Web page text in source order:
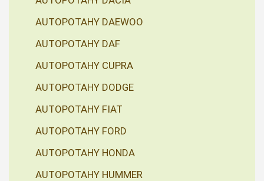
AUTOPOTAHY DAEWOO
AUTOPOTAHY DAF
AUTOPOTAHY CUPRA
AUTOPOTAHY DODGE
AUTOPOTAHY FIAT
AUTOPOTAHY FORD
AUTOPOTAHY HONDA
AUTOPOTAHY HUMMER